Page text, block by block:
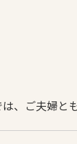
、ご夫婦と